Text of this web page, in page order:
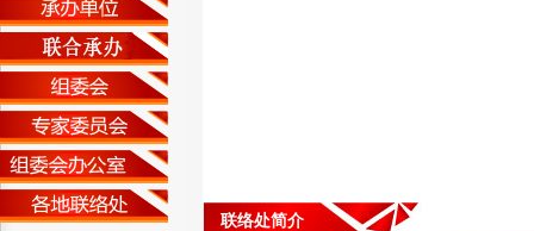
联络处简介